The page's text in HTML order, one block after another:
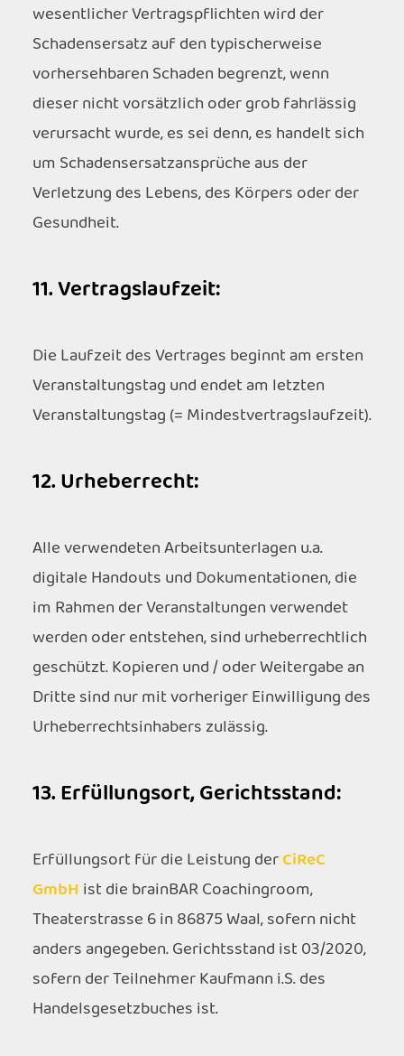
wesentlicher Vertragspflichten wird der
Schadensersatz auf den typischerweise
vorhersehbaren Schaden begrenzt, wenn
dieser nicht vorsätzlich oder grob fahrlässig
verursacht wurde, es sei denn, es handelt sich
um Schadensersatzansprüche aus der
Verletzung des Lebens, des Körpers oder der
Gesundheit.
11. Vertragslaufzeit:
Die Laufzeit des Vertrages beginnt am ersten
Veranstaltungstag und endet am letzten
Veranstaltungstag (= Mindestvertragslaufzeit).
12. Urheberrecht:
Alle verwendeten Arbeitsunterlagen u.a.
digitale Handouts und Dokumentationen, die
im Rahmen der Veranstaltungen verwendet
werden oder entstehen, sind urheberrechtlich
geschützt. Kopieren und / oder Weitergabe an
Dritte sind nur mit vorheriger Einwilligung des
Urheberrechtsinhabers zulässig.
13. Erfüllungsort, Gerichtsstand:
Erfüllungsort für die Leistung derCiReC
GmbH ist die brainBAR Coachingroom,
Theaterstrasse 6 in 86875 Waal, sofern nicht
anders angegeben. Gerichtsstand ist 03/2020,
sofern der Teilnehmer Kaufmann i.S. des
Handelsgesetzbuches ist.